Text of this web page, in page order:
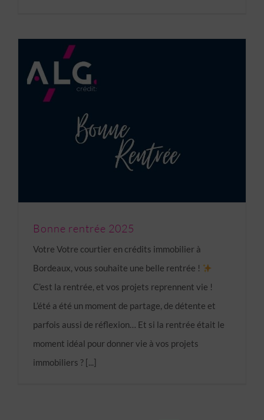
Bonne rentrée 2025
Votre Votre courtier en crédits immobilier à
Bordeaux, vous souhaite une belle rentrée !
C’est la rentrée, et vos projets reprennent vie !
L’été a été un moment de partage, de détente et
parfois aussi de réflexion… Et si la rentrée était le
moment idéal pour donner vie à vos projets
immobiliers ? [...]